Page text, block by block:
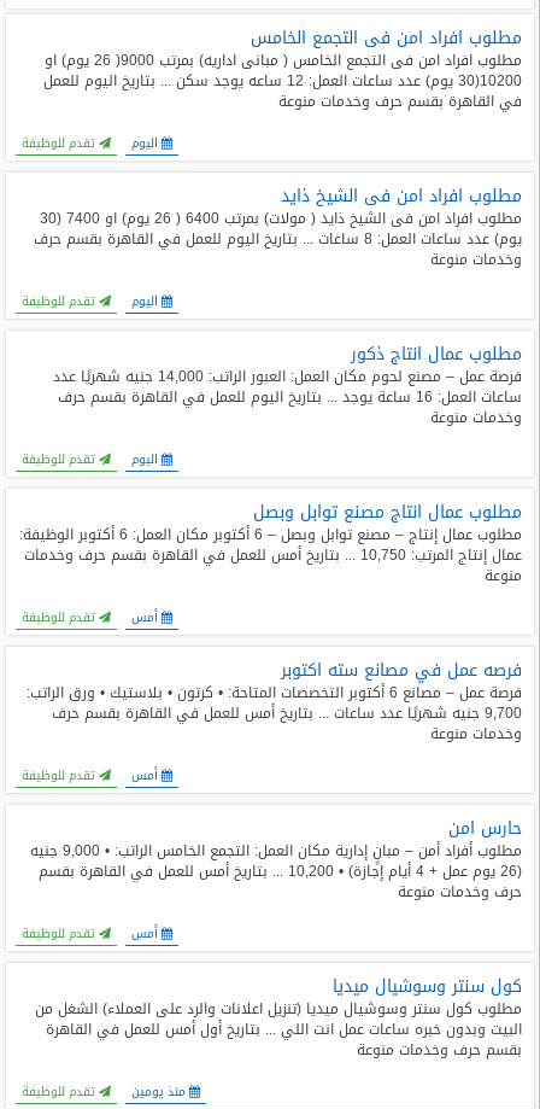
مطلوب افراد امن فى التجمع الخامس
مطلوب افراد امن فى التجمع الخامس ( مبانى اداريه) بمرتب 9000( 26 يوم) او
10200(30 يوم) عدد ساعات العمل: 12 ساعه يوجد سكن ... بتاريخ اليوم للعمل
في القاهرة بقسم حرف وخدمات منوعة
اليوم تقدم للوظيفة
مطلوب افراد امن فى الشيخ ذايد
مطلوب افراد امن فى الشيخ ذايد ( مولات) بمرتب 6400 ( 26 يوم) او 7400 (30
يوم) عدد ساعات العمل: 8 ساعات ... بتاريخ اليوم للعمل في القاهرة بقسم حرف
وخدمات منوعة
اليوم تقدم للوظيفة
مطلوب عمال انتاج ذكور
فرصة عمل – مصنع لحوم مكان العمل: العبور الراتب: 14,000 جنيه شهريًا عدد
ساعات العمل: 16 ساعة يوجد ... بتاريخ اليوم للعمل في القاهرة بقسم حرف
وخدمات منوعة
اليوم تقدم للوظيفة
مطلوب عمال انتاج مصنع توابل وبصل
مطلوب عمال إنتاج – مصنع توابل وبصل – 6 أكتوبر مكان العمل: 6 أكتوبر الوظيفة:
عمال إنتاج المرتب: 10,750 ... بتاريخ أمس للعمل في القاهرة بقسم حرف وخدمات
منوعة
أمس تقدم للوظيفة
فرصه عمل في مصانع سته اكتوبر
فرصة عمل – مصانع 6 أكتوبر التخصصات المتاحة: • كرتون • بلاستيك • ورق الراتب:
9,700 جنيه شهريًا عدد ساعات ... بتاريخ أمس للعمل في القاهرة بقسم حرف
وخدمات منوعة
أمس تقدم للوظيفة
حارس امن
مطلوب أفراد أمن – مبانٍ إدارية مكان العمل: التجمع الخامس الراتب: • 9,000 جنيه
(26 يوم عمل + 4 أيام إجازة) • 10,200 ... بتاريخ أمس للعمل في القاهرة بقسم
حرف وخدمات منوعة
أمس تقدم للوظيفة
كول سنتر وسوشيال ميديا
مطلوب كول سنتر وسوشيال ميديا (تنزيل اعلانات والرد على العملاء) الشغل من
البيت وبدون خبره ساعات عمل انت اللي ... بتاريخ أول أمس للعمل في القاهرة
بقسم حرف وخدمات منوعة
منذ يومين تقدم للوظيفة